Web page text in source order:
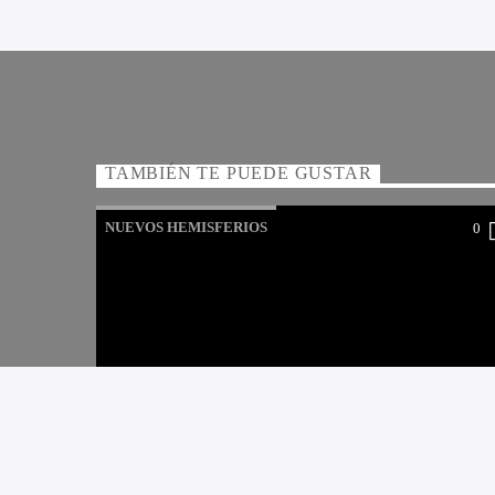
TAMBIÉN TE PUEDE GUSTAR
NUEVOS HEMISFERIOS 0